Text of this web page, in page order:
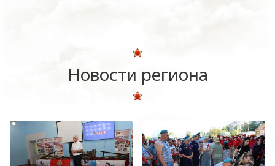
Новости региона